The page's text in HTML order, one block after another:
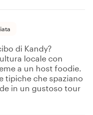
di Kandy?
locale con
a un host foodie.
tipiche che spaziano
in un gustoso tour